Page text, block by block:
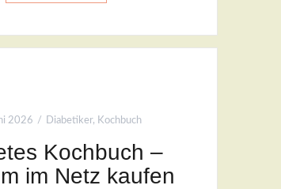
2026 Diabetiker, Kochbuch
Kochbuch –
im Netz kaufen